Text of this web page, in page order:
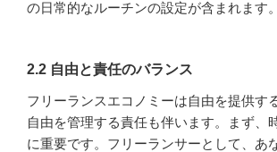
の日常的なルーチンの設定が含まれます。
2.2 自由と責任のバランス
フリーランスエコノミーは自由を提供す
自由を管理する責任も伴います。まず、
に重要です。フリーランサーとして、あ